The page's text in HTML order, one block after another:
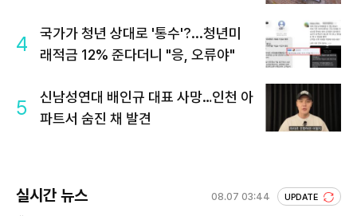
4
국가가 청년 상대로 '통수'?...청년미
래적금 12% 준다더니 "응, 오류야"
5
신남성연대 배인규 대표 사망…인천 아
파트서 숨진 채 발견
실시간 뉴스 08.07 03:44 UPDATE